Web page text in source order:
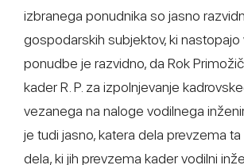
izbranega ponudnika so jasno
gospodarskih subjektov, ki nastopajo
ponudbe je razvidno, da Rok
kader R. P. za izpolnjevanje
vezanega na naloge vodilnega
je tudi jasno, katera dela prevzema ta
dela, ki jih prevzema kader vodilni